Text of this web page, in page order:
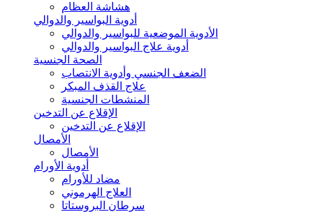
هشاشة العظام
أدوية البواسير والدوالي
الأدوية الموضعية للبواسير والدوالي
أدوية علاج البواسير والدوالي
الصحة الجنسية
الضعف الجنسي وأدوية الانتصاب
علاج القذف المبكر
المنشطات الجنسية
الإقلاع عن التدخين
الإقلاع عن التدخين
الأمصال
الأمصال
أدوية الأورام
مضاد للأورام
العلاج الهرموني
سرطان البروستاتا